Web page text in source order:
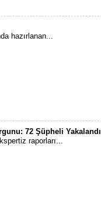
hazırlanan...
72 Şüpheli Yakalandı
raporları...